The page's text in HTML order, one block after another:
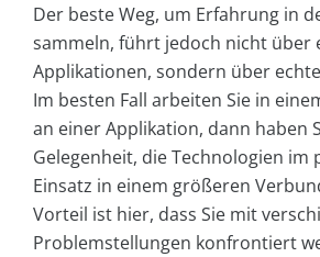
Der beste Weg, um Erfahrung in
sammeln, führt jedoch nicht über
Applikationen, sondern über
Im besten Fall arbeiten Sie in
an einer Applikation, dann haben
Gelegenheit, die Technologien im
Einsatz in einem größeren
Vorteil ist hier, dass Sie mit
Problemstellungen konfrontiert